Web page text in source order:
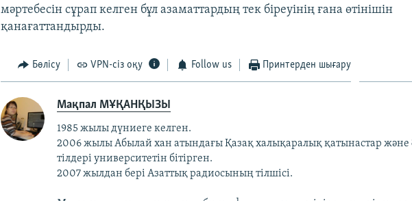
мәртебесін сұрап келген бұл азаматтардың тек біреуінің ғана өтінішін
қанағаттандырды.
Бөлісу VPN-сіз оқу Follow us Принтерден шығару
Мақпал МҰҚАНҚЫЗЫ
1985 жылы дүниеге келген.
2006 жылы Абылай хан атындағы Қазақ халықаралық қатынастар және
тілдері университетін бітірген.
2007 жылдан бері Азаттық радиосының тілшісі.